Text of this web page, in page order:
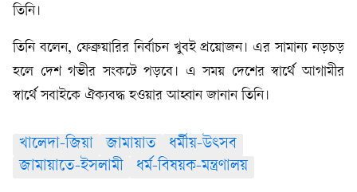
তিনি।
তিনি বলেন, ফেব্রুয়ারির নির্বাচন খুবই প্রয়োজন। এর সামান্য নড়চড়
হলে দেশ গভীর সংকটে পড়বে। এ সময় দেশের স্বার্থে আগামীর
স্বার্থে সবাইকে ঐক্যবদ্ধ হওয়ার আহ্বান জানান তিনি।
খালেদা-জিয়া জামায়াত
ধর্মীয়-উৎসব
জামায়াতে-ইসলামী
ধর্ম-বিষয়ক-মন্ত্রণালয়